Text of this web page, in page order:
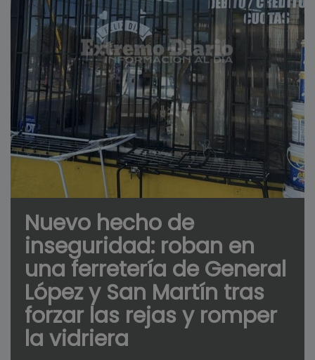
Nuevo hecho de
inseguridad: roban en
una ferretería de General
López y San Martín tras
forzar las rejas y romper
la vidriera